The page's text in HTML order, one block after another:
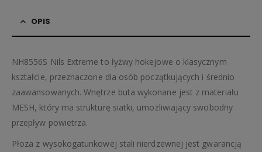
OPIS
NH8556S Nils Extreme to łyżwy hokejowe o klasycznym
kształcie, przeznaczone dla osób początkujących i średnio
zaawansowanych. Wnętrze buta wykonane jest z materiału
MESH, który ma strukturę siatki, umożliwiający swobodny
przepływ powietrza.
Płoza z wysokogatunkowej stali nierdzewnej jest gwarancją